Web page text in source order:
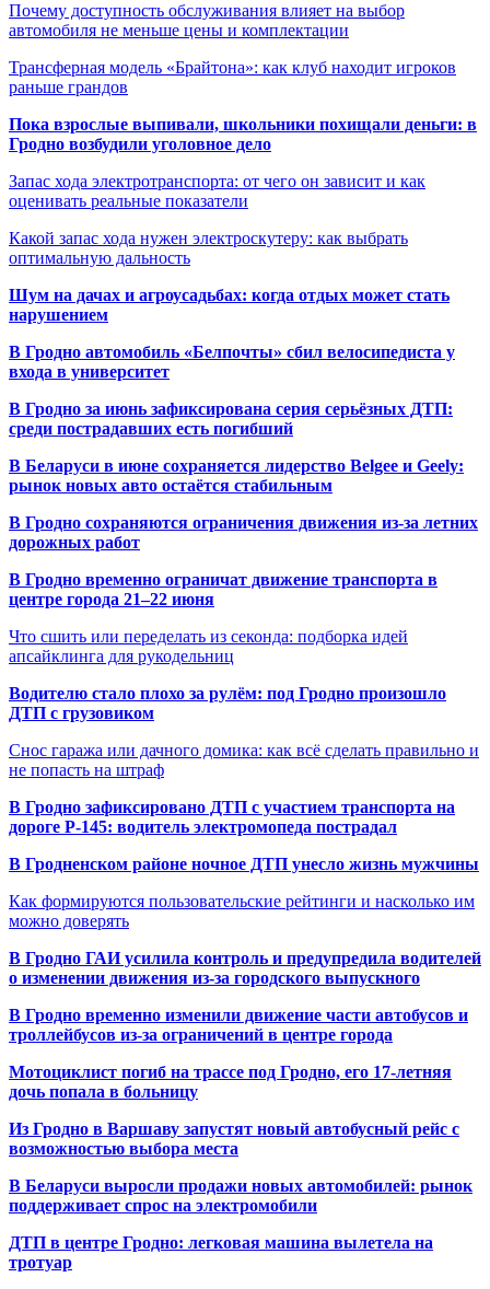
Почему доступность обслуживания влияет на выбор
автомобиля не меньше цены и комплектации
Трансферная модель «Брайтона»: как клуб находит игроков
раньше грандов
Пока взрослые выпивали, школьники похищали деньги: в
Гродно возбудили уголовное дело
Запас хода электротранспорта: от чего он зависит и как
оценивать реальные показатели
Какой запас хода нужен электроскутеру: как выбрать
оптимальную дальность
Шум на дачах и агроусадьбах: когда отдых может стать
нарушением
В Гродно автомобиль «Белпочты» сбил велосипедиста у
входа в университет
В Гродно за июнь зафиксирована серия серьёзных ДТП:
среди пострадавших есть погибший
В Беларуси в июне сохраняется лидерство Belgee и Geely:
рынок новых авто остаётся стабильным
В Гродно сохраняются ограничения движения из-за летних
дорожных работ
В Гродно временно ограничат движение транспорта в
центре города 21–22 июня
Что сшить или переделать из секонда: подборка идей
апсайклинга для рукодельниц
Водителю стало плохо за рулём: под Гродно произошло
ДТП с грузовиком
Снос гаража или дачного домика: как всё сделать правильно и
не попасть на штраф
В Гродно зафиксировано ДТП с участием транспорта на
дороге Р-145: водитель электромопеда пострадал
В Гродненском районе ночное ДТП унесло жизнь мужчины
Как формируются пользовательские рейтинги и насколько им
можно доверять
В Гродно ГАИ усилила контроль и предупредила водителей
о изменении движения из-за городского выпускного
В Гродно временно изменили движение части автобусов и
троллейбусов из-за ограничений в центре города
Мотоциклист погиб на трассе под Гродно, его 17-летняя
дочь попала в больницу
Из Гродно в Варшаву запустят новый автобусный рейс с
возможностью выбора места
В Беларуси выросли продажи новых автомобилей: рынок
поддерживает спрос на электромобили
ДТП в центре Гродно: легковая машина вылетела на
тротуар